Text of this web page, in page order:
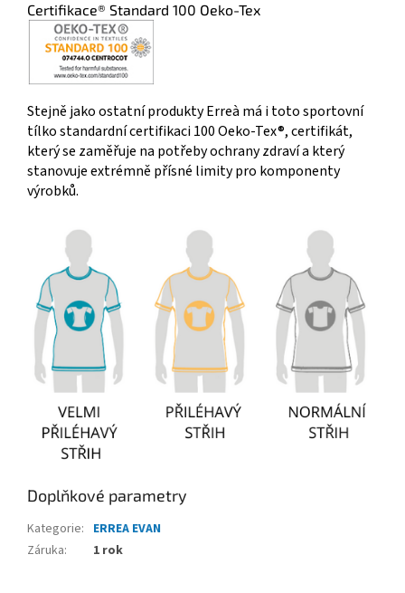
Certifikace® Standard 100 Oeko-Tex
Stejně jako ostatní produkty Erreà má i toto sportovní
tílko standardní certifikaci 100 Oeko-Tex®, certifikát,
který se zaměřuje na potřeby ochrany zdraví a který
stanovuje extrémně přísné limity pro komponenty
výrobků.
Doplňkové parametry
Kategorie: ERREA EVAN
Záruka: 1 rok